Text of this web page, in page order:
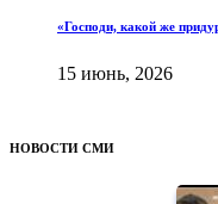
«Господи, какой же
15 июнь, 2026
НОВОСТИ СМИ